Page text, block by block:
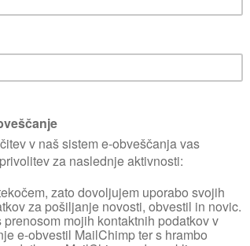
ZELENJAVNI VRT
Vrt je velik 30m2
UPORABNIK OD09. 01. 2015